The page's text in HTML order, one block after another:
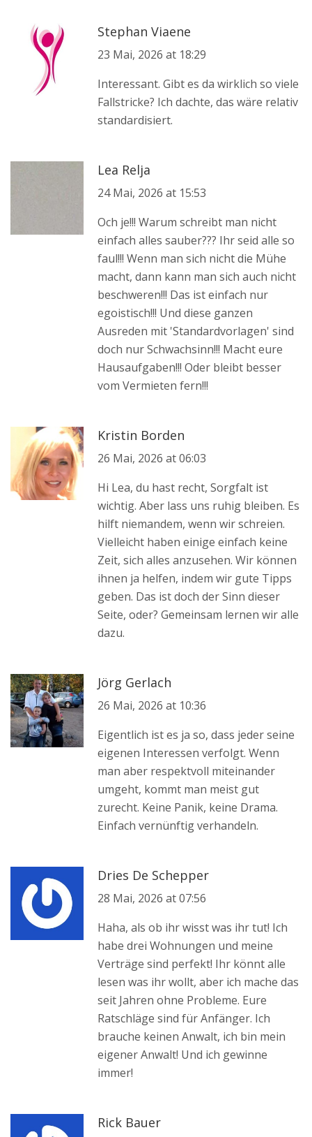
Stephan Viaene
23 Mai, 2026 at 18:29
Interessant. Gibt es da wirklich so viele
Fallstricke? Ich dachte, das wäre relativ
standardisiert.
Lea Relja
24 Mai, 2026 at 15:53
Och je!!! Warum schreibt man nicht
einfach alles sauber??? Ihr seid alle so
faul!!! Wenn man sich nicht die Mühe
macht, dann kann man sich auch nicht
beschweren!!! Das ist einfach nur
egoistisch!!! Und diese ganzen
Ausreden mit 'Standardvorlagen' sind
doch nur Schwachsinn!!! Macht eure
Hausaufgaben!!! Oder bleibt besser
vom Vermieten fern!!!
Kristin Borden
26 Mai, 2026 at 06:03
Hi Lea, du hast recht, Sorgfalt ist
wichtig. Aber lass uns ruhig bleiben. Es
hilft niemandem, wenn wir schreien.
Vielleicht haben einige einfach keine
Zeit, sich alles anzusehen. Wir können
ihnen ja helfen, indem wir gute Tipps
geben. Das ist doch der Sinn dieser
Seite, oder? Gemeinsam lernen wir alle
dazu.
Jörg Gerlach
26 Mai, 2026 at 10:36
Eigentlich ist es ja so, dass jeder seine
eigenen Interessen verfolgt. Wenn
man aber respektvoll miteinander
umgeht, kommt man meist gut
zurecht. Keine Panik, keine Drama.
Einfach vernünftig verhandeln.
Dries De Schepper
28 Mai, 2026 at 07:56
Haha, als ob ihr wisst was ihr tut! Ich
habe drei Wohnungen und meine
Verträge sind perfekt! Ihr könnt alle
lesen was ihr wollt, aber ich mache das
seit Jahren ohne Probleme. Eure
Ratschläge sind für Anfänger. Ich
brauche keinen Anwalt, ich bin mein
eigener Anwalt! Und ich gewinne
immer!
Rick Bauer